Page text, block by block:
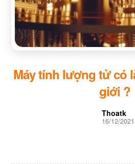
Máy tính lượng tử có
giới ?
Thoatk
16/12/2021